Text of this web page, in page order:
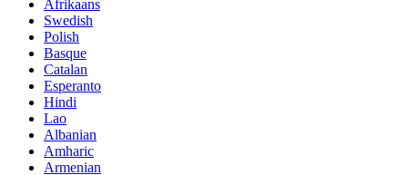
Afrikaans
Swedish
Polish
Basque
Catalan
Esperanto
Hindi
Lao
Albanian
Amharic
Armenian